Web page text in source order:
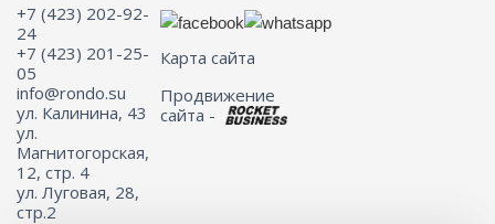
+7 (423) 202-92-
24
+7 (423) 201-25-
05
info@rondo.su
ул. Калинина, 43
ул.
Магнитогорская,
12, стр. 4
ул. Луговая, 28,
стр.2
Карта сайта
Продвижение
сайта -